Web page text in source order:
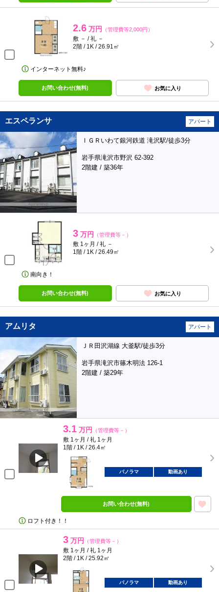
2.6 万円 （管理費等2,000円）
敷 － / 礼 －
2階 / 1K / 26.91㎡
インターネット無料♪
お問い合わせ(無料) お気に入り
エスペランサ アパート
ＩＧＲいわて銀河鉄道 滝沢駅/徒歩3分
岩手県滝沢市野沢 62-392
2階建 / 築36年
3 万円 （管理費等－）
敷 1ヶ月 / 礼 －
1階 / 1K / 26.49㎡
南向き！
お問い合わせ(無料) お気に入り
アムリタ アパート
ＪＲ田沢湖線 大釜駅/徒歩3分
岩手県滝沢市篠木明法 126-1
2階建 / 築29年
3.1 万円 （管理費等－）
敷 1ヶ月 / 礼 1ヶ月
1階 / 1K / 26.4㎡
パノラマ 動画あり
お問い合わせ(無料)
ロフト付き！！
3 万円 （管理費等－）
敷 1ヶ月 / 礼 1ヶ月
2階 / 1K / 25.92㎡
パノラマ 動画あり